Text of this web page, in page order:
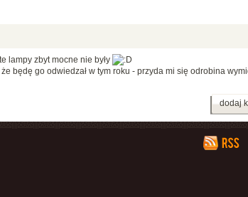
lampy zbyt mocne nie były
będę go odwiedzał w tym roku - przyda mi się odrobina
dodaj